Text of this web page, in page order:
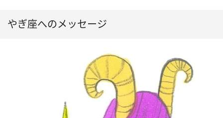
やぎ座へのメッセージ